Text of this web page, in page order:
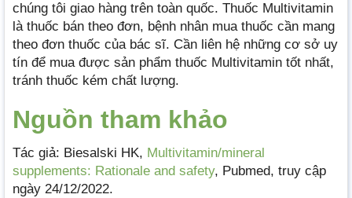
chúng tôi giao hàng trên toàn quốc. Thuốc Multivitamin
là thuốc bán theo đơn, bệnh nhân mua thuốc cần mang
theo đơn thuốc của bác sĩ. Cần liên hệ những cơ sở uy
tín để mua được sản phẩm thuốc Multivitamin tốt nhất,
tránh thuốc kém chất lượng.
Nguồn tham khảo
Tác giả: Biesalski HK, Multivitamin/mineral
supplements: Rationale and safety, Pubmed, truy cập
ngày 24/12/2022.